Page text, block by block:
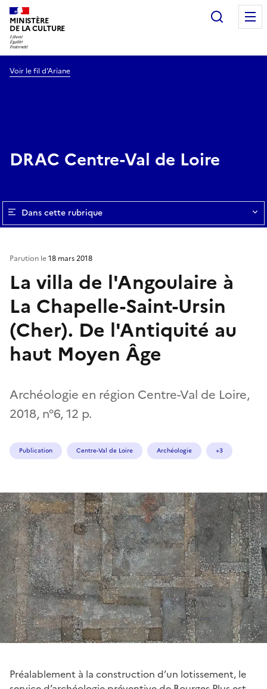
MINISTÈRE
DE LA CULTURE
Voir le fil d’Ariane
DRAC Centre-Val de Loire
Dans cette rubrique
La villa de l'Angoulaire à
La Chapelle-Saint-Ursin
(Cher). De l'Antiquité au
haut Moyen Âge
Archéologie en région Centre-Val de Loire,
2018, n°6, 12 p.
Parution le18 mars 2018
Publication Centre-Val de Loire Archéologie +3
Préalablement à la construction d’un lotissement, le